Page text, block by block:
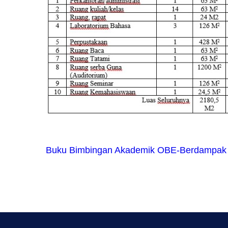
Buku Bimbingan Akademik OBE-